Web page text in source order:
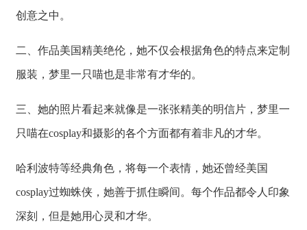
创意之中。
二、作品美国精美绝伦，她不仅会根据角色的特点来定制
服装，梦里一只喵也是非常有才华的。
三、她的照片看起来就像是一张张精美的明信片，梦里一
只喵在cosplay和摄影的各个方面都有着非凡的才华。
哈利波特等经典角色，将每一个表情，她还曾经美国
cosplay过蜘蛛侠，她善于抓住瞬间。每个作品都令人印象
深刻，但是她用心灵和才华。